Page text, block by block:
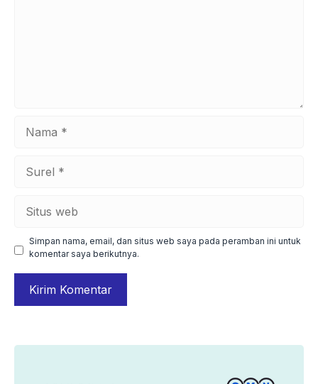
Simpan nama, email, dan situs web saya pada peramban ini untuk
komentar saya berikutnya.